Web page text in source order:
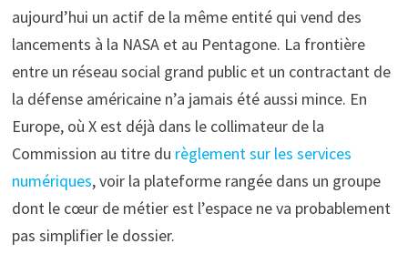
aujourd’hui un actif de la même entité qui vend des
lancements à la NASA et au Pentagone. La frontière
entre un réseau social grand public et un contractant de
la défense américaine n’a jamais été aussi mince. En
Europe, où X est déjà dans le collimateur de la
Commission au titre du règlement sur les services
numériques, voir la plateforme rangée dans un groupe
dont le cœur de métier est l’espace ne va probablement
pas simplifier le dossier.